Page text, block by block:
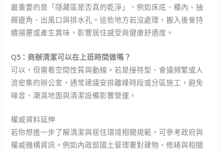
最重要的是「隱藏區是否真的乾淨」，例如床底、櫃內、抽
屜邊角、出風口與排水孔。這些地方若沒處理，搬入後會持
續揚塵或產生異味，影響居住感受與健康舒適度。
Q5：商辦清潔可以在上班時間做嗎？
可以，但需看空間性質與動線。若是接待型、會議頻繁或人
流密集的辦公室，通常建議安排離峰時段或分區施工，避免
噪音、潮濕地面與清潔設備影響營運。
權威資料延伸
若你想進一步了解清潔與居住環境相關規範，可參考政府與
權威機構資訊。例如內政部國土管理署對建物、修繕與相關